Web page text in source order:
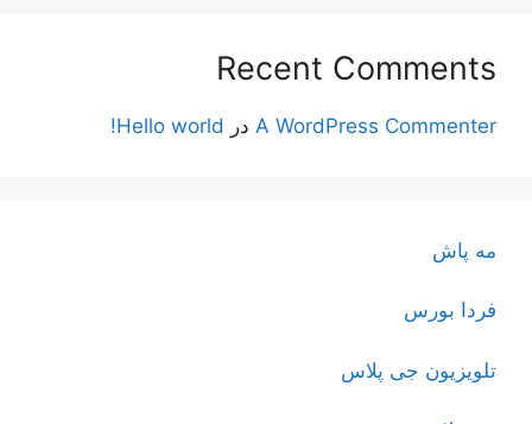
Recent Comments
A WordPress Commenter در Hello world!
مه پاش
فردا بورس
تلویزیون جی پلاس